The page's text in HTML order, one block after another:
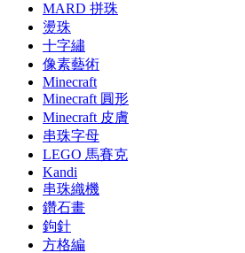
MARD 拼珠
燙珠
十字繡
像素藝術
Minecraft
Minecraft 圓形
Minecraft 皮膚
串珠字母
LEGO 馬賽克
Kandi
串珠織機
鑽石畫
鉤針
方格編